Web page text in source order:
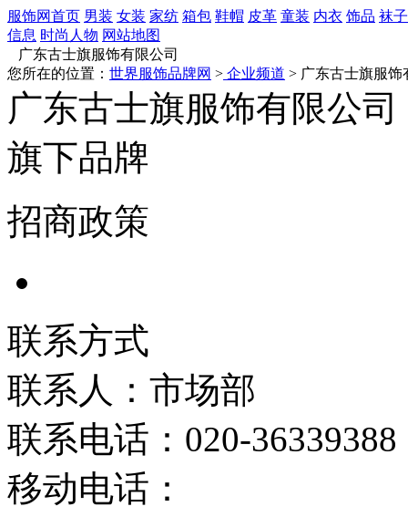
服饰网首页 男装 女装 家纺 箱包 鞋帽 皮革 童装 内衣 饰品 袜子
信息 时尚人物 网站地图
广东古士旗服饰有限公司
您所在的位置： 世界服饰品牌网 > 企业频道 > 广东古士旗服饰
广东古士旗服饰有限公司
旗下品牌
招商政策
联系方式
联系人：市场部
联系电话：020-36339388
移动电话：